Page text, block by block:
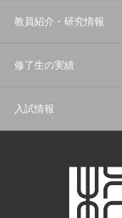
教員紹介・研究情報
修了生の実績
入試情報